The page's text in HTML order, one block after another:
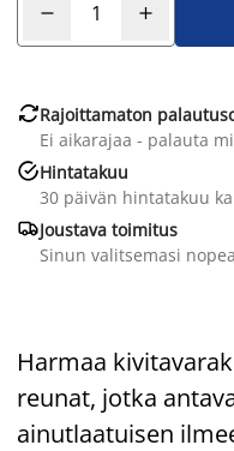
Rajoittamaton
Ei aikarajaa - palauta
Hintatakuu
30 päivän hintatakuu
Joustava toimitus
Sinun valitsemasi
Harmaa
reunat, jotka
ainutlaatuisen